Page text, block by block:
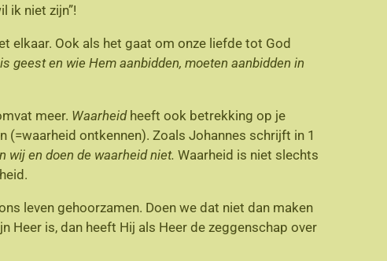
ik niet zijn”!
elkaar. Ook als het gaat om onze liefde tot God
geest en wie Hem aanbidden, moeten aanbidden in
meer. Waarheidheeft ook betrekking op je
ontkennen). Zoals Johannes schrijft in 1
wij en doen de waarheid niet. Waarheid is niet slechts
leven gehoorzamen. Doen we dat niet dan maken
Heer is, dan heeft Hij als Heer de zeggenschap over